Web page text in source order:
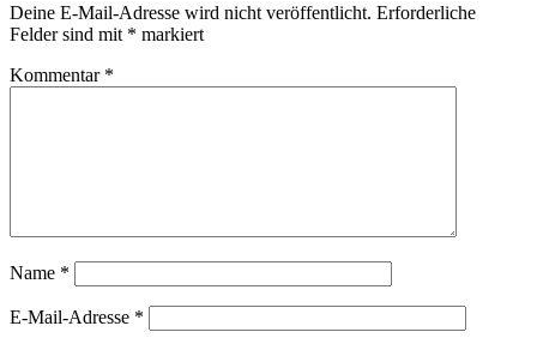
Deine E-Mail-Adresse wird nicht veröffentlicht. Erforderliche
Felder sind mit * markiert
Kommentar *
Name *
E-Mail-Adresse *